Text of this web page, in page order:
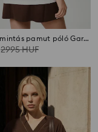
Nyomott mintás pamut póló Garfield
2995HUF